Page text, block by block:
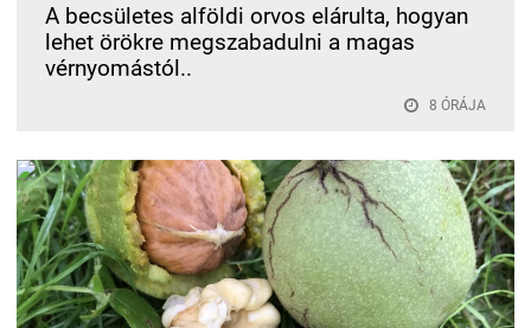
A becsületes alföldi orvos elárulta, hogyan
lehet örökre megszabadulni a magas
vérnyomástól..
8 ÓRÁJA